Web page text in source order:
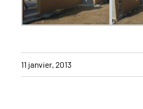
11 janvier, 2013